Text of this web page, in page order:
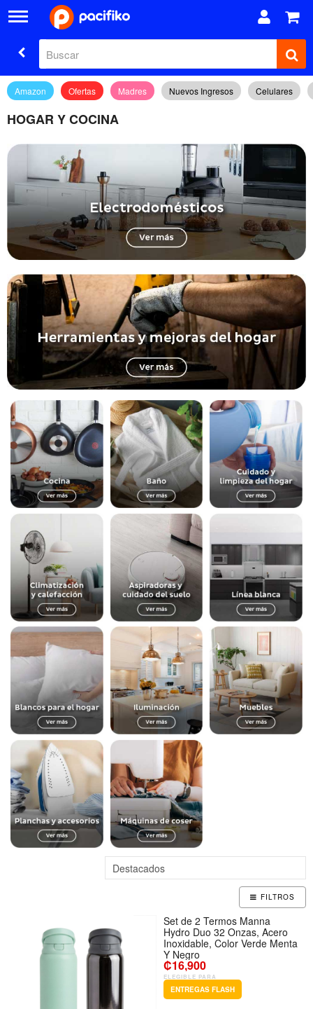
Amazon Ofertas Madres Nuevos Ingresos Celulares
HOGAR Y COCINA
FILTROS
Set de 2 Termos Manna
Hydro Duo 32 Onzas, Acero
Inoxidable, Color Verde Menta
Y Negro
₡16,900
ELEGIBLE PARA
ENTREGAS FLASH